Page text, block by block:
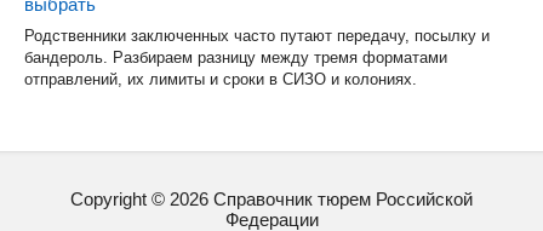
выбрать
Родственники заключенных часто путают передачу, посылку и
бандероль. Разбираем разницу между тремя форматами
отправлений, их лимиты и сроки в СИЗО и колониях.
Copyright © 2026 Справочник тюрем Российской
Федерации